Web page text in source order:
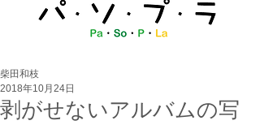
剥がせないアルバムの写
柴田和枝
2018年10月24日